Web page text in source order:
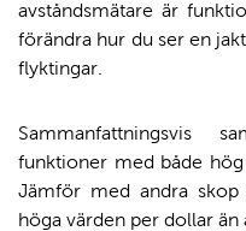
avståndsmätare är
förändra hur du ser en
flyktingar.
Sammanfattningsvis
funktioner med både
Jämför med andra
höga värden per dollar än